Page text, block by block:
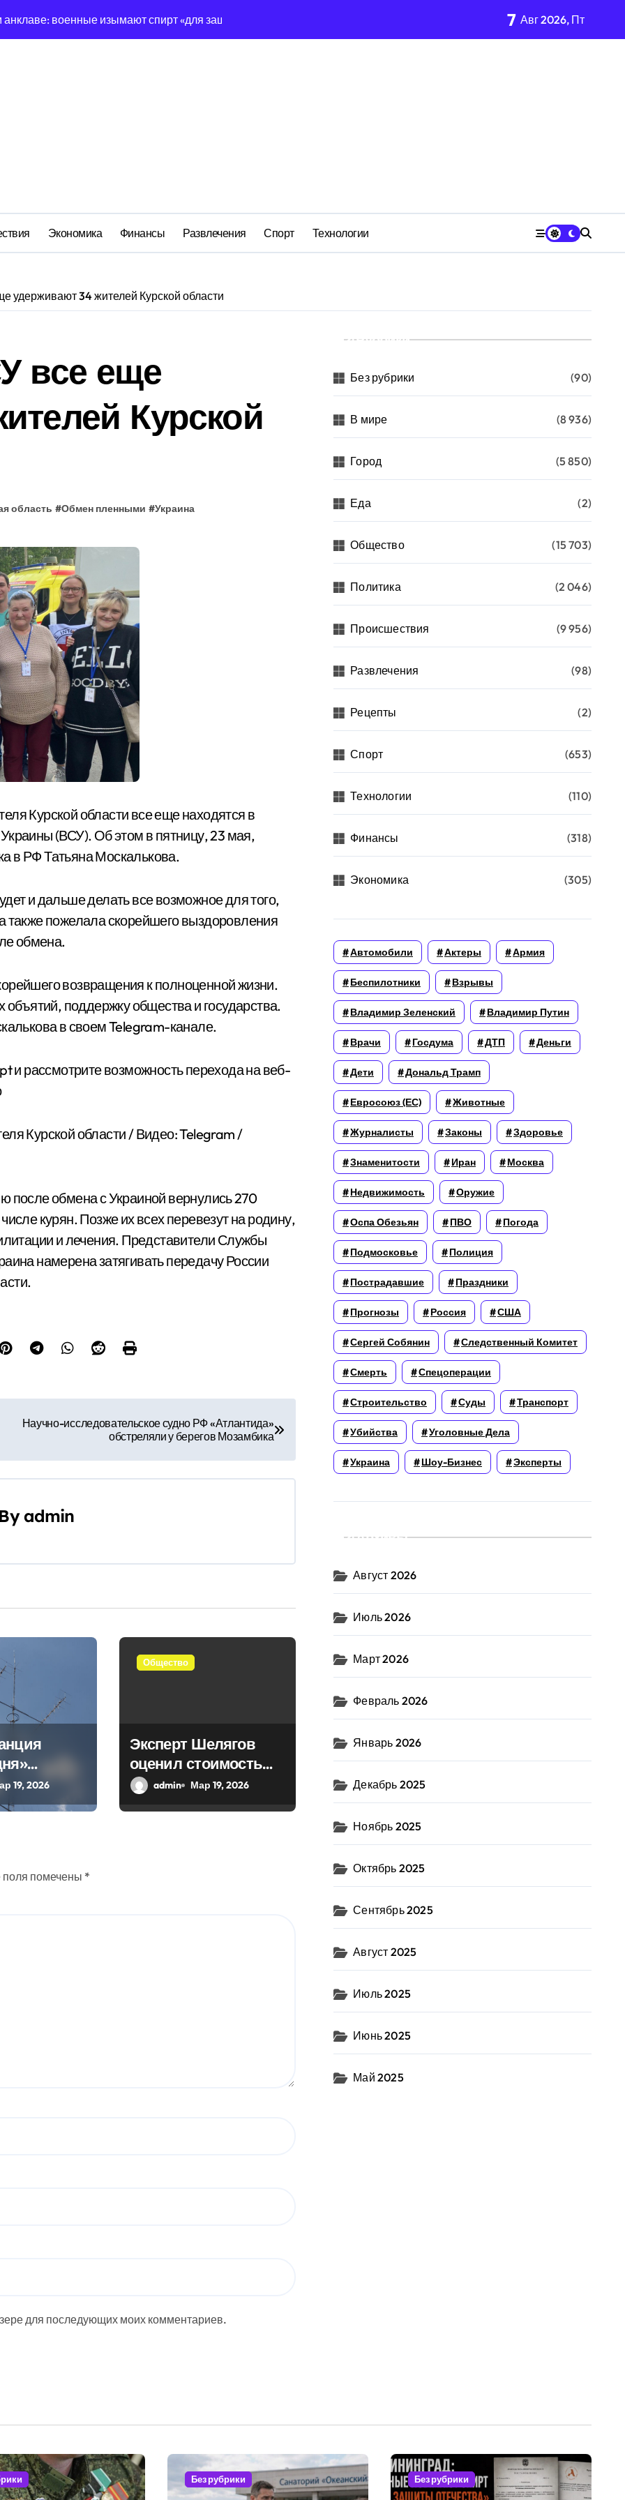
показуха? Что скрывает российский ВМФ
оборонный завод идёт ко дну
как социальный координатор фонда «защитники отечества» превратила должность в источник обогащения
оказывает платные услуги по вопросам военной службы и бронирования
7 Авг 2026, Пт
Экономика Финансы Развлечения Спорт Технологии
удерживают 34 жителей Курской области
все еще
Курской
область #Обмен пленными #Украина
Курской области все еще находятся в
(ВСУ). Об этом в пятницу, 23 мая,
в РФ Татьяна Москалькова.
и дальше делать все возможное для того,
также пожелала скорейшего выздоровления
обмена.
возвращения к полноценной жизни.
объятий, поддержку общества и государства.
в своем Telegram-канале.
и рассмотрите возможность перехода на веб-
Курской области / Видео: Telegram /
после обмена с Украиной вернулись 270
курян. Позже их всех перевезут на родину,
и лечения. Представители Службы
намерена затягивать передачу России
Научно-исследовательское судно РФ «Атлантида»
обстреляли у берегов Мозамбика
Byadmin
в эфир
слово
19, 2026
Общество
Эксперт Шелягов
оценил стоимость
похоронных услуг в
admin Мар 19, 2026
помечены *
для последующих моих комментариев.
Рубрики
Без рубрики (90)
В мире (8 936)
Город (5 850)
Еда (2)
Общество (15 703)
Политика (2 046)
Происшествия (9 956)
Развлечения (98)
Рецепты (2)
Спорт (653)
Технологии (110)
Финансы (318)
Экономика (305)
Автомобили Актеры Армия
Беспилотники Взрывы
Владимир Зеленский Владимир Путин
Врачи Госдума ДТП Деньги
Дети Дональд Трамп
Евросоюз (ЕС) Животные
Журналисты Законы Здоровье
Знаменитости Иран Москва
Недвижимость Оружие
Оспа Обезьян ПВО Погода
Подмосковье Полиция
Пострадавшие Праздники
Прогнозы Россия США
Сергей Собянин Следственный Комитет
Смерть Спецоперации
Строительство Суды Транспорт
Убийства Уголовные Дела
Украина Шоу-Бизнес Эксперты
Архивы
Август 2026
Июль 2026
Март 2026
Февраль 2026
Январь 2026
Декабрь 2025
Ноябрь 2025
Октябрь 2025
Сентябрь 2025
Август 2025
Июль 2025
Июнь 2025
Май 2025
Без рубрики Без рубрики